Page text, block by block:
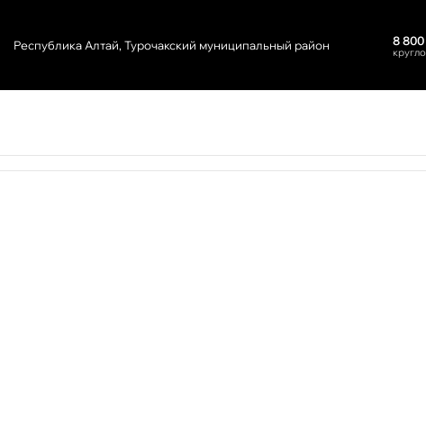
Республика Алтай, Турочакский муниципальный район 8